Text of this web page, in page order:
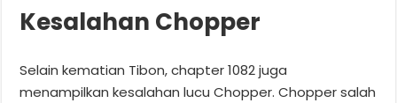
Kesalahan Chopper
Selain kematian Tibon, chapter 1082 juga
menampilkan kesalahan lucu Chopper. Chopper salah